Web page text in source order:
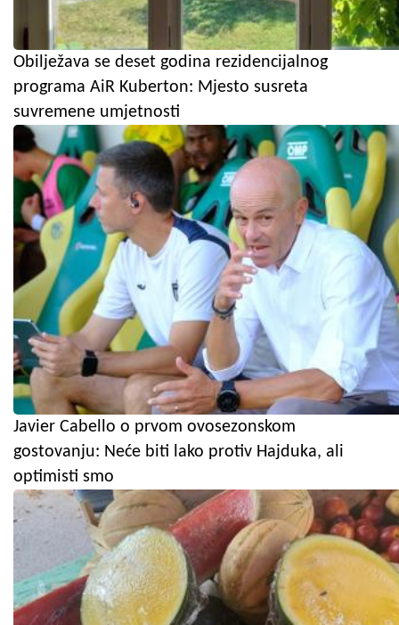
Obilježava se deset godina rezidencijalnog
programa AiR Kuberton: Mjesto susreta
suvremene umjetnosti
Javier Cabello o prvom ovosezonskom
gostovanju: Neće biti lako protiv Hajduka, ali
optimisti smo